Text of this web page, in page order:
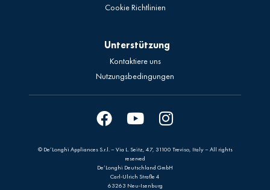
Cookie Richtlinien
Unterstützung
Kontaktiere uns
Nutzungsbedingungen
© De’Longhi Appliances S.r.l. – Via L. Seitz, 47, 31100 Treviso, Italy – All rights
reserved
De’Longhi Deutschland GmbH
Carl-Ulrich Straße 4
63263 Neu-Isenburg